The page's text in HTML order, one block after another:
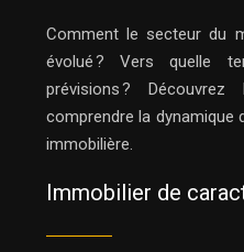
Comment le secteur du
évolué ? Vers quelle
prévisions ?
comprendre la dynamique
immobilière.
Immobilier de